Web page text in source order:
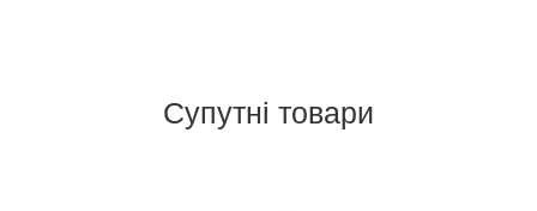
Супутні товари